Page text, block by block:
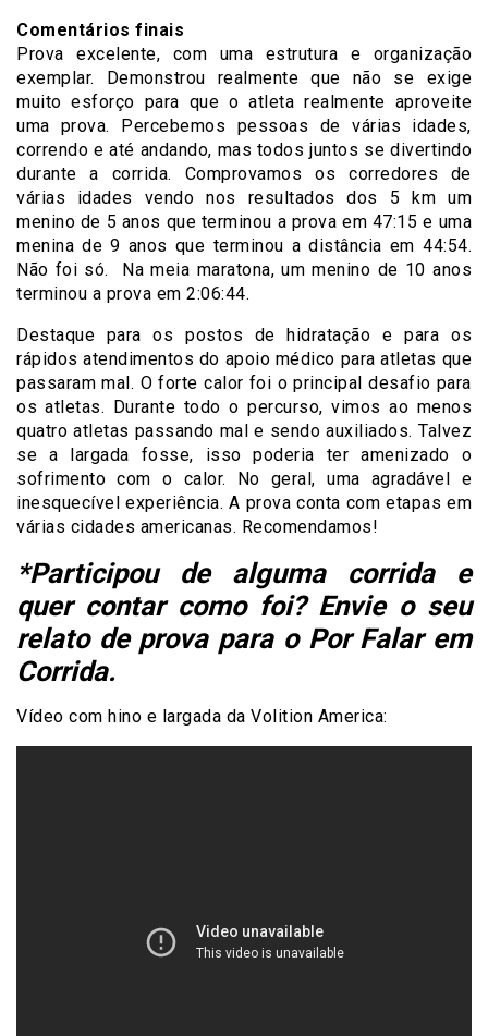
Comentários finais
Prova excelente, com uma estrutura e organização
exemplar. Demonstrou realmente que não se exige
muito esforço para que o atleta realmente aproveite
uma prova. Percebemos pessoas de várias idades,
correndo e até andando, mas todos juntos se divertindo
durante a corrida. Comprovamos os corredores de
várias idades vendo nos resultados dos 5 km um
menino de 5 anos que terminou a prova em 47:15 e uma
menina de 9 anos que terminou a distância em 44:54.
Não foi só. Na meia maratona, um menino de 10 anos
terminou a prova em 2:06:44.
Destaque para os postos de hidratação e para os
rápidos atendimentos do apoio médico para atletas que
passaram mal. O forte calor foi o principal desafio para
os atletas. Durante todo o percurso, vimos ao menos
quatro atletas passando mal e sendo auxiliados. Talvez
se a largada fosse, isso poderia ter amenizado o
sofrimento com o calor. No geral, uma agradável e
inesquecível experiência. A prova conta com etapas em
várias cidades americanas. Recomendamos!
*Participou de alguma corrida e
quer contar como foi? Envie o seu
relato de prova para o Por Falar em
Corrida.
Vídeo com hino e largada da Volition America: